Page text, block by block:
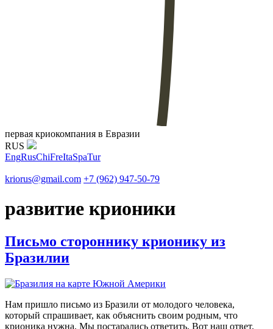
первая криокомпания в Евразии
RUS
EngRusChiFreItaSpaTur
kriorus@gmail.com +7 (962) 947-50-79
развитие крионики
Письмо стороннику крионику из
Бразилии
Нам пришло письмо из Бразили от молодого человека,
который спрашивает, как объяснить своим родным, что
крионика нужна. Мы постарались ответить. Вот наш ответ.